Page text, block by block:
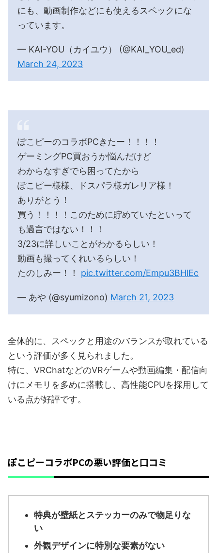
にも、動画制作などにも使えるスペックにな
っています。
— KAI-YOU（カイユウ） (@KAI_YOU_ed)
March 24, 2023
ぽこピーのコラボPCきたー！！！！
ゲーミングPC買おうか悩んだけど
わからなすぎでら困ってたから
ぽこピー様様、ドスパラ様ガレリア様！
ありがとう！
買う！！！！このために貯めていたといって
も過言ではない！！！
3/23に詳しいことがわかるらしい！
動画も撮ってくれいるらしい！
たのしみー！！ pic.twitter.com/Empu3BHlEc
— あや (@syumizono) March 21, 2023
全体的に、スペックと用途のバランスが取れている
という評価が多く見られました。
特に、VRChatなどのVRゲームや動画編集・配信向
けにメモリを多めに搭載し、高性能CPUを採用して
いる点が好評です。
ぽこピーコラボPCの悪い評価と口コミ
特典が壁紙とステッカーのみで物足りな
い
外観デザインに特別な要素がない